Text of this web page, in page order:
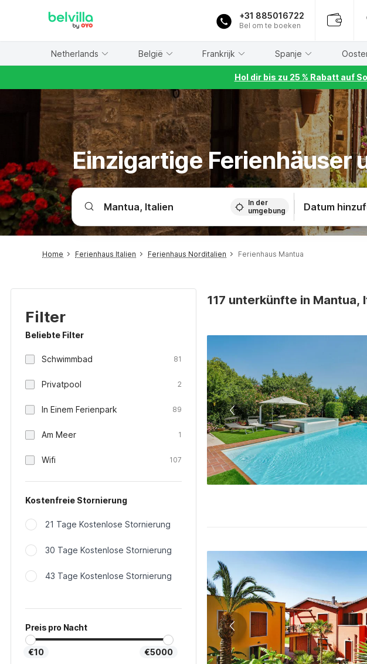
+31 885016722
Bel om te boeken
Netherlands België Frankrijk Spanje
Hol dir bis zu 25 % Rabatt auf
Einzigartige Ferienhäuser
In der
umgebung
Datum
Home Ferienhaus Italien Ferienhaus Norditalien Ferienhaus Mantua
Filter
Beliebte Filter
Schwimmbad 81
Privatpool 2
In Einem Ferienpark 89
Am Meer 1
Wifi 107
Kostenfreie Stornierung
21 Tage Kostenlose Stornierung
30 Tage Kostenlose Stornierung
43 Tage Kostenlose Stornierung
Preis pro Nacht
€10 €5000
117 unterkünfte in Mantua,